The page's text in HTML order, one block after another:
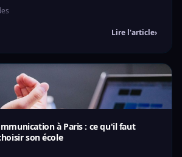
Lire l'article›
à Paris : ce qu'il faut
son école